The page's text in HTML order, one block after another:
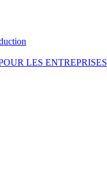
LES ENTREPRISES